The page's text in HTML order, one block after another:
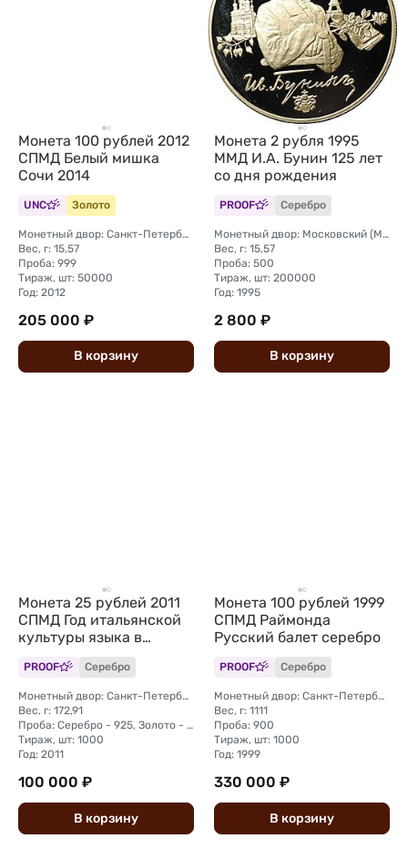
Монета 100 рублей 2012
СПМД Белый мишка
Сочи 2014
UNC Золото
Монетный двор: Санкт-Петербургский (СПМД)
Вес, г: 15,57
Проба: 999
Тираж, шт: 50000
Год: 2012
205 000 ₽
В корзину
Монета 2 рубля 1995
ММД И.А. Бунин 125 лет
со дня рождения
PROOF Серебро
Монетный двор: Московский (ММД)
Вес, г: 15,57
Проба: 500
Тираж, шт: 200000
Год: 1995
2 800 ₽
В корзину
Монета 25 рублей 2011
СПМД Год итальянской
культуры языка в
России Италия
PROOF Серебро
Монетный двор: Санкт-Петербургский (СПМД)
Вес, г: 172,91
Проба: Серебро - 925, Золото - 999
Тираж, шт: 1000
Год: 2011
100 000 ₽
В корзину
Монета 100 рублей 1999
СПМД Раймонда
Русский балет серебро
PROOF Серебро
Монетный двор: Санкт-Петербургский (СПМД)
Вес, г: 1111
Проба: 900
Тираж, шт: 1000
Год: 1999
330 000 ₽
В корзину